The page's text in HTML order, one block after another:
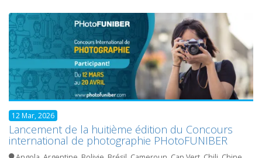
12 Mar, 2026
Lancement de la huitième édition du Concours
international de photographie PHotoFUNIBER